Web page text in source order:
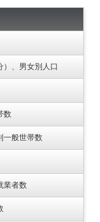
）、男女別人口
数
一般世帯数
業者数